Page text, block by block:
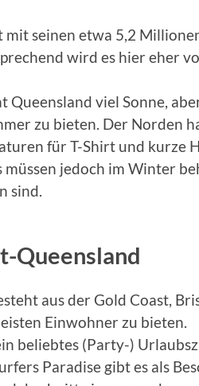
mit seinen etwa 5,2
wird es hier eher
Queensland viel Sonne,
zu bieten. Der Norden
für T-Shirt und kurze
jedoch im Winter
sind.
Queensland
aus der Gold Coast,
Einwohner zu bieten.
beliebtes (Party-)
Paradise gibt es als